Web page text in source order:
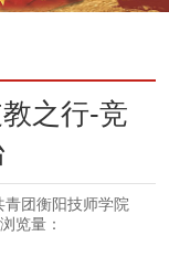
之行-竞
青团衡阳技师学院
浏览量：